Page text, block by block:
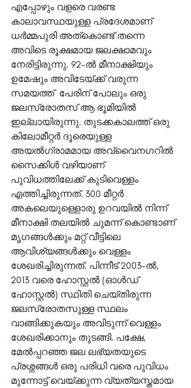
എപ്പോഴും വളരെ വരണ്ട
കാലാവസ്ഥയുള്ള പ്രദേശമാണ്
ധർമ്മപുരി അത്കൊണ്ട് തന്നെ
അവിടെ രൂക്ഷമായ ജലക്ഷാമവും
നേരിട്ടിരുന്നു. 92-ൽ മീനാക്ഷിയും
ഉമേഷും അവിടേയ്ക്ക് വരുന്ന
സമയത്ത്  പേരിന് പോലും ഒരു
ജലസ്രോതസ് ആ ഭൂമിയിൽ
ഇല്ലായിരുന്നു. തുടക്കകാലത്ത് ഒരു
കിലോമീറ്റർ ദൂരെയുള്ള
അയൽഗ്രാമമായ അവ്വൈനഗറിൽ
സൈക്കിൾ വഴിയാണ്
പുവിധത്തിലേക്ക് കുടിവെള്ളം
എത്തിച്ചിരുന്നത്. 300 മീറ്റർ
അകലെയുള്ളൊരു ഉറവയിൽ നിന്ന്
മീനാക്ഷി തലയിൽ ചുമന്ന് കൊണ്ടാണ്
മൃഗങ്ങൾക്കും മറ്റ് വീട്ടിലെ
ആവിശ്യങ്ങൾക്കും വെള്ളം
ശേഖരിച്ചിരുന്നത്. പിന്നീട് 2003-ൽ,
2013 വരെ ഹോസ്റ്റൽ (ഓൾഡ്
ഹോസ്റ്റൽ) സ്ഥിതി ചെയ്തിരുന്ന
ജലസ്രോതസുള്ള സ്ഥലം
വാങ്ങിക്കുകയും അവിടുന്ന് വെള്ളം
ശേഖരിക്കാനും തുടങ്ങി. പക്ഷേ,
മേൽപ്പറഞ്ഞ ജല ലഭ്യതയുടെ
പ്രശ്നങ്ങൾ ഒരു പരിധി വരെ പുവിധം
മുന്നോട്ട് വെയ്ക്കുന്ന വ്യത്യസ്തമായ